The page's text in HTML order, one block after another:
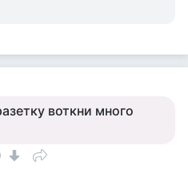
воткни много